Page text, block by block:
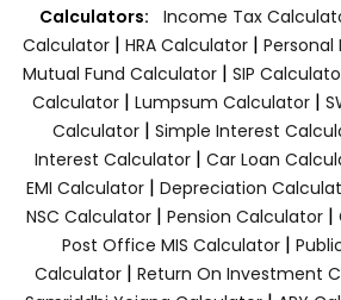
Calculators: Income Tax
Calculator | HRA Calculator | Personal
Mutual Fund Calculator | SIP
Calculator | Lumpsum Calculator |
Calculator| Simple Interest
Interest Calculator| Car Loan
EMI Calculator| Depreciation
NSC Calculator| Pension Calculator|
Post Office MIS Calculator|
Calculator| Return On Investment